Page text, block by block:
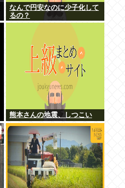
なんで円安なのに少子化して
るの？
熊本さんの地震、しつこい